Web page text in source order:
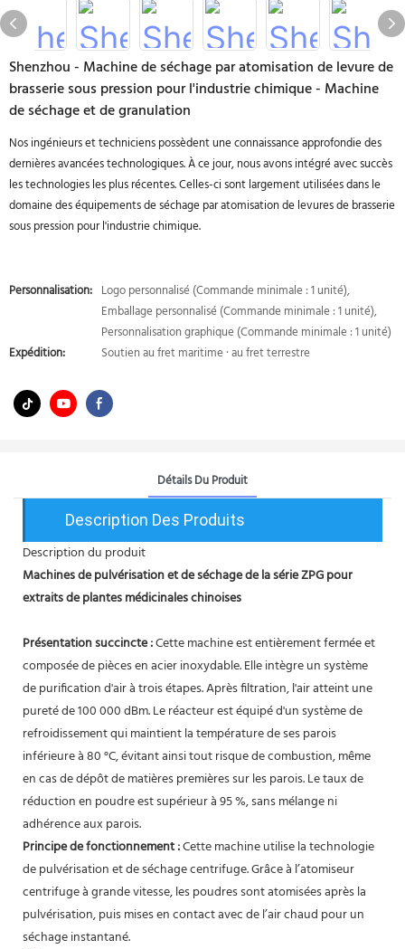
Shenzhou - Machine de séchage par atomisation de levure de
brasserie sous pression pour l'industrie chimique - Machine
de séchage et de granulation
Nos ingénieurs et techniciens possèdent une connaissance approfondie des
dernières avancées technologiques. À ce jour, nous avons intégré avec succès
les technologies les plus récentes. Celles-ci sont largement utilisées dans le
domaine des équipements de séchage par atomisation de levures de brasserie
sous pression pour l'industrie chimique.
Personnalisation: Logo personnalisé (Commande minimale : 1 unité),
Emballage personnalisé (Commande minimale : 1 unité),
Personnalisation graphique (Commande minimale : 1 unité)
Expédition:
Soutien au fret maritime · au fret terrestre
Détails Du Produit
Description Des Produits
Description du produit
Machines de pulvérisation et de séchage de la série ZPG pour
extraits de plantes médicinales chinoises
Présentation succincte :Cette machine est entièrement fermée et
composée de pièces en acier inoxydable. Elle intègre un système
de purification d'air à trois étapes. Après filtration, l'air atteint une
pureté de 100 000 dBm. Le réacteur est équipé d'un système de
refroidissement qui maintient la température de ses parois
inférieure à 80 °C, évitant ainsi tout risque de combustion, même
en cas de dépôt de matières premières sur les parois. Le taux de
réduction en poudre est supérieur à 95 %, sans mélange ni
adhérence aux parois.
Principe de fonctionnement :Cette machine utilise la technologie
de pulvérisation et de séchage centrifuge. Grâce à l’atomiseur
centrifuge à grande vitesse, les poudres sont atomisées après la
pulvérisation, puis mises en contact avec de l’air chaud pour un
séchage instantané.